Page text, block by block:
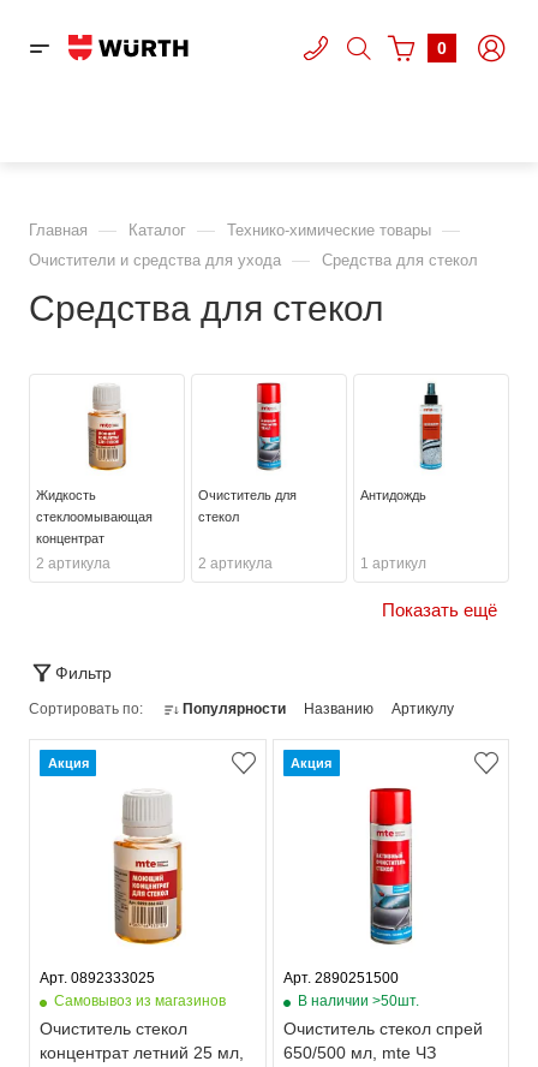
0
Главная — Каталог — Технико-химические товары —
Очистители и средства для ухода — Средства для стекол
Средства для стекол
Жидкость
стеклоомывающая
концентрат
2 артикула
Очиститель для
стекол
2 артикула
Антидождь
1 артикул
Показать ещё
Фильтр
Сортировать по: Популярности Названию Артикулу
Арт. 0892333025
Самовывоз из магазинов
Очиститель стекол
концентрат летний 25 мл,
Акция
Арт. 2890251500
В наличии >50шт.
Очиститель стекол спрей
650/500 мл, mte ЧЗ
Акция